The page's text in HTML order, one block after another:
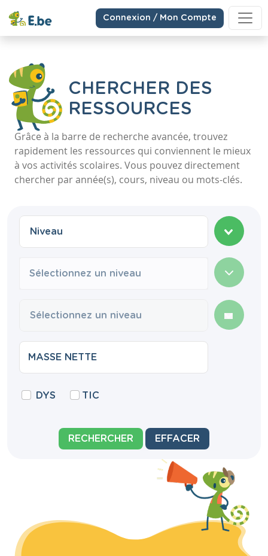
Connexion / Mon Compte
CHERCHER DES
RESSOURCES
Grâce à la barre de recherche avancée, trouvez
rapidement les ressources qui conviennent le mieux
à vos activités scolaires. Vous pouvez directement
chercher par année(s), cours, niveau ou mots-clés.
Sélectionnez un niveau
DYS TIC
RECHERCHER EFFACER